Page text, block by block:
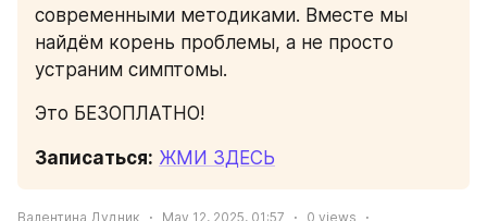
современными методиками. Вместе мы
найдём корень проблемы, а не просто
устраним симптомы.
Это БЕЗОПЛАТНО!
Записаться: ЖМИ ЗДЕСЬ
Валентина Дудник May 12, 2025, 01:57 0 views